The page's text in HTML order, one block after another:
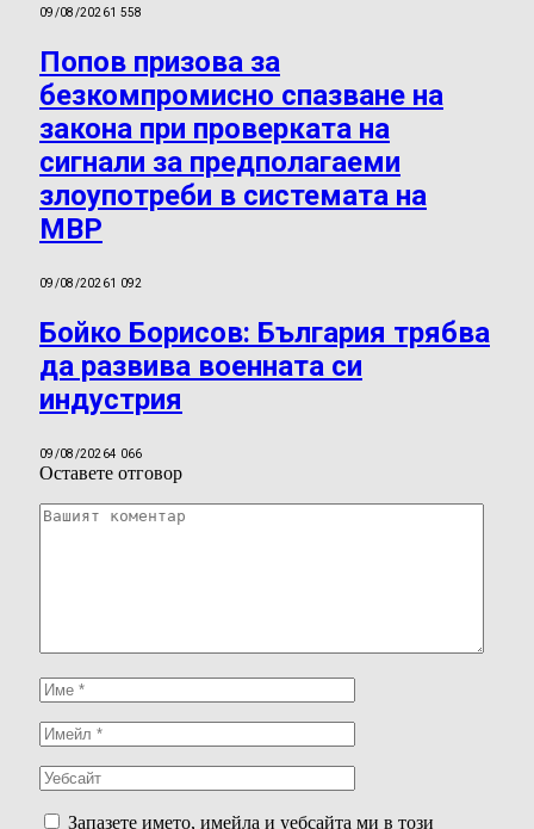
09/08/20261 558
Попов призова за
безкомпромисно спазване на
закона при проверката на
сигнали за предполагаеми
злоупотреби в системата на
МВР
09/08/20261 092
Бойко Борисов: България трябва
да развива военната си
индустрия
09/08/20264 066
Оставете отговор
Запазете името, имейла и уебсайта ми в този